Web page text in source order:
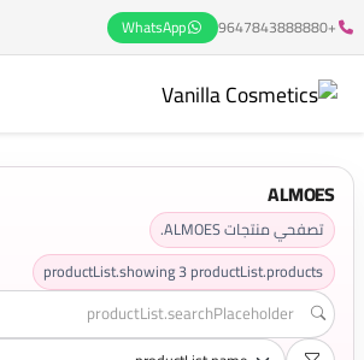
+9647843888880
WhatsApp
ALMOES
تصفحي منتجات ALMOES.
productList.showing3productList.products